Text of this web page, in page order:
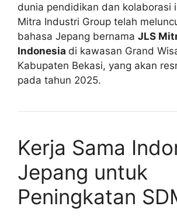
dunia pendidikan dan kolaborasi
Mitra Industri Group telah
bahasa Jepang bernama JLS
Indonesia di kawasan Grand
Kabupaten Bekasi, yang akan
pada tahun 2025.
Kerja Sama
Jepang untuk
Peningkatan